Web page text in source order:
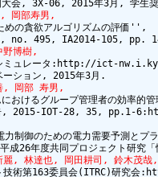
岡部寿男,
めの貪欲アルゴリズムの評価'',
博樹,
シミュレータ:http://ict-
, 岡部 寿男,
おけるグループ管理者の効率的
制御のための電力需要予測と
, 林達也, 岡田耕司, 鈴木茂哉,